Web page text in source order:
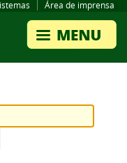
Área de imprensa